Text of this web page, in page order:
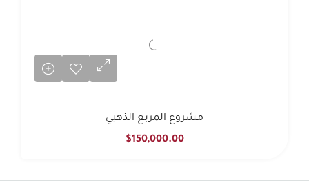
مشروع المربع الذهبي
$150,000.00